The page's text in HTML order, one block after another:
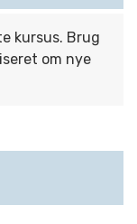
kursus. Brug
om nye